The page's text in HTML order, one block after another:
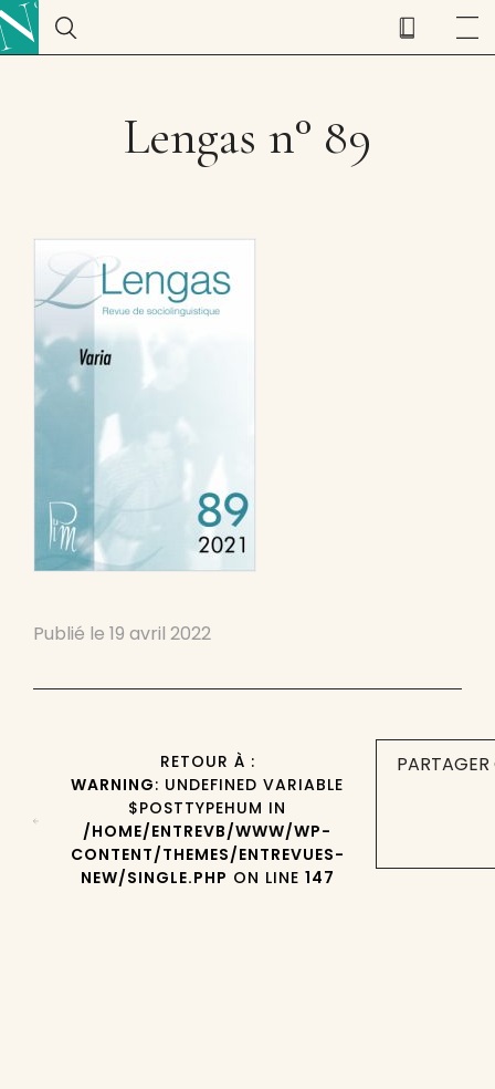
Lengas n° 89
Publié le 19 avril 2022
RETOUR À :
WARNING: UNDEFINED VARIABLE
$POSTTYPEHUM IN
/HOME/ENTREVB/WWW/WP-
CONTENT/THEMES/ENTREVUES-
NEW/SINGLE.PHP ON LINE 147